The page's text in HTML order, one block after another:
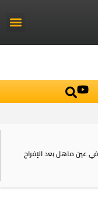
بعد الإفراج